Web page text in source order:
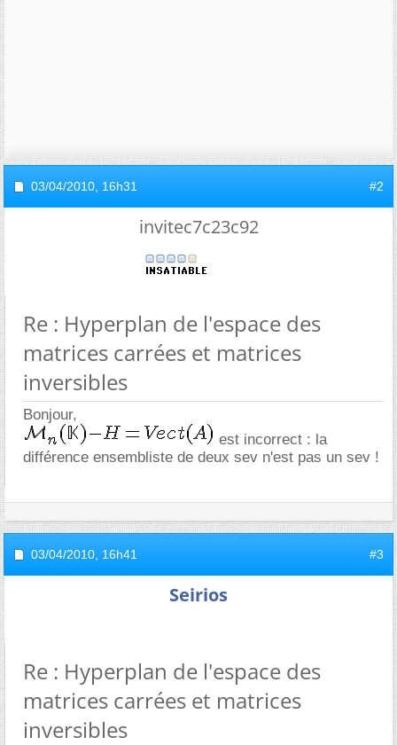
03/04/2010, 16h31 #2
invitec7c23c92
Re : Hyperplan de l'espace des
matrices carrées et matrices
inversibles
Bonjour,
est incorrect : la
différence ensembliste de deux sev n'est pas un sev !
03/04/2010, 16h41 #3
Seirios
Re : Hyperplan de l'espace des
matrices carrées et matrices
inversibles